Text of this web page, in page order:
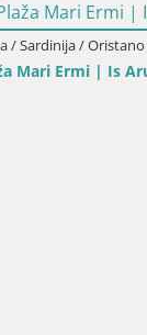
– Oristano